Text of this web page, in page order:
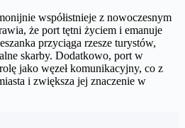
współistnieje z nowoczesnym
że port tętni życiem i emanuje
przyciąga rzesze turystów,
skarby. Dodatkowo, port w
jako węzeł komunikacyjny, co z
i zwiększa jej znaczenie w